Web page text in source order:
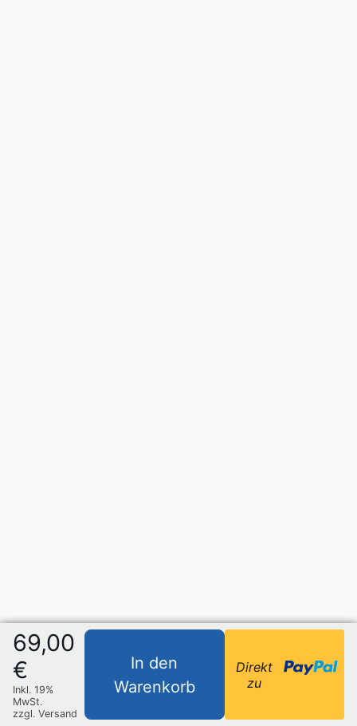
69,00
€
Inkl. 19%
MwSt.
zzgl. Versand
In den
Warenkorb
Direkt
zu